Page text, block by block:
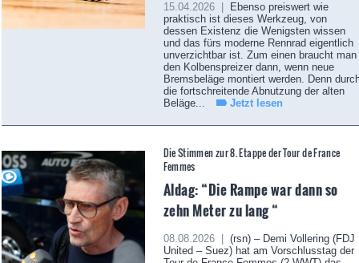
15.04.2026 |
Ebenso preiswert wie
praktisch ist dieses Werkzeug, von
dessen Existenz die Wenigsten wissen
und das fürs moderne Rennrad eigentlich
unverzichtbar ist. Zum einen braucht man
den Kolbenspreizer dann, wenn neue
Bremsbeläge montiert werden. Denn
die fortschreitende Abnutzung der alten
Beläge...
Jetzt lesen
Die Stimmen zur 8. Etappe der Tour de France
Femmes
Aldag: “Die Rampe war dann so
zehn Meter zu lang “
08.08.2026 |
(rsn) – Demi Vollering (FDJ
United – Suez) hat am Vorschlusstag der